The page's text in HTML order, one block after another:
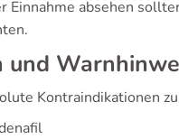
absehen
Kontraindikationen